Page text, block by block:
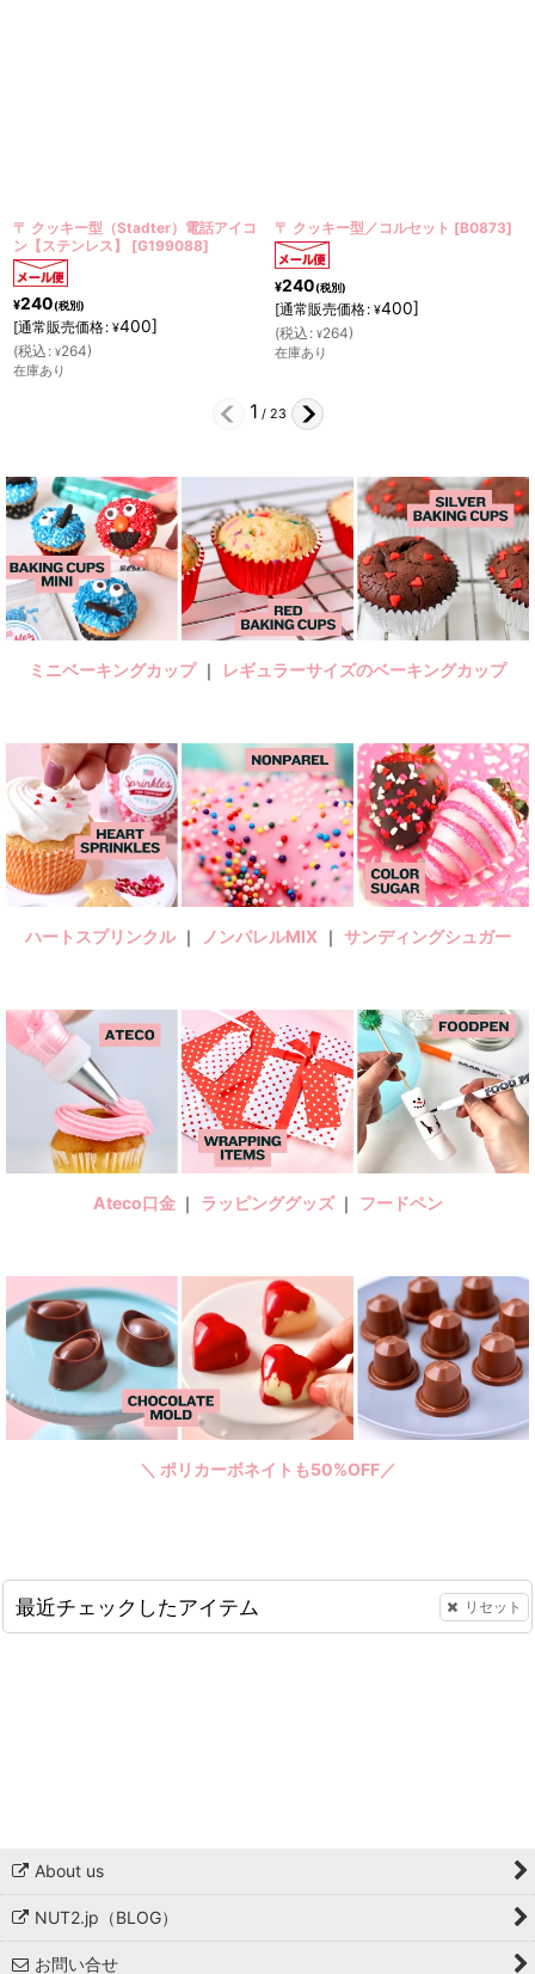
（Stadter）電話アイコ
ス】 [G199088]
: ¥400]
〒 クッキー型／コルセット [B0873]
通常販売価格: ¥400]
〒 クッキー
2 /23
ミニベーキングカップ｜ レギュラーサイズのベーキングカップ
ハートスプリンクル｜ ノンパレルMIX ｜ サンディングシュガー
Ateco口金 ｜ ラッピンググッズ ｜ フードペン
＼ ポリカーボネイトも50%OFF／
最近チェックしたアイテム リセット
About us
NUT2.jp（BLOG）
お問い合せ